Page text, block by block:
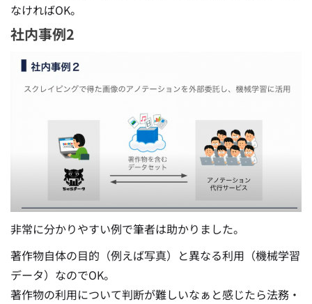
なければOK。
社内事例2
非常に分かりやすい例で筆者は助かりました。
著作物自体の目的（例えば写真）と異なる利用（機械学習
データ）なのでOK。
著作物の利用について判断が難しいなぁと感じたら法務・